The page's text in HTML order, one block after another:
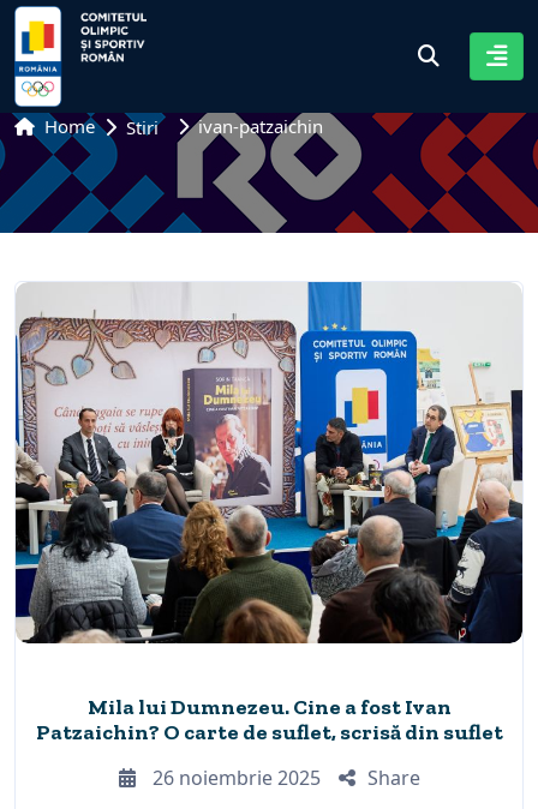
Home Stiri ivan-patzaichin
Mila lui Dumnezeu. Cine a fost Ivan
Patzaichin? O carte de suflet, scrisă din suflet
26 noiembrie 2025
Share